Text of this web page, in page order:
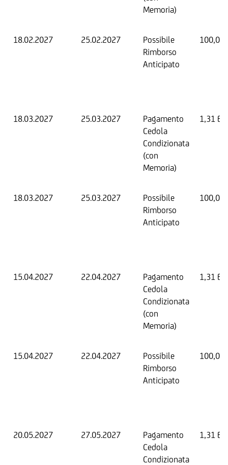
Memoria)
18.02.2027 25.02.2027
Possibile
Rimborso
Anticipato
100,00
18.03.2027 25.03.2027
Pagamento
Cedola
Condizionata
(con
Memoria)
1,31
18.03.2027 25.03.2027
Possibile
Rimborso
Anticipato
100,00
15.04.2027 22.04.2027
Pagamento
Cedola
Condizionata
(con
Memoria)
1,31
15.04.2027 22.04.2027
Possibile
Rimborso
Anticipato
100,00
20.05.2027 27.05.2027
Pagamento
Cedola
Condizionata
1,31